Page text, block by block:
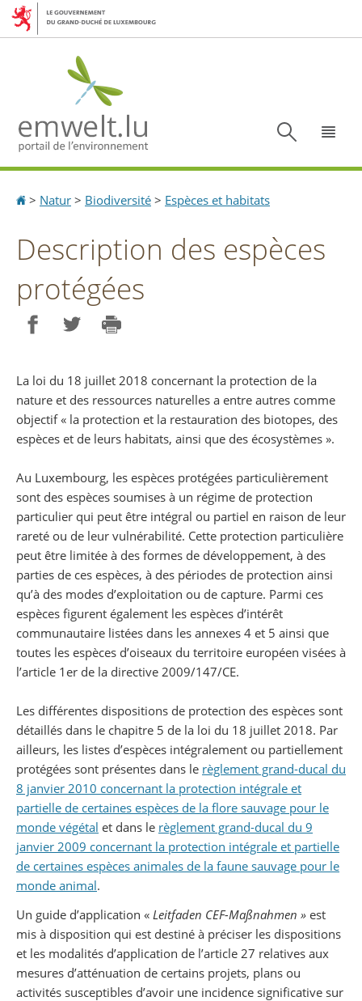
Aller
Aller
Accueil
> Natur > Biodiversité > Espèces et habitats
Description des espèces
protégées
La loi du 18 juillet 2018 concernant la protection de la
nature et des ressources naturelles a entre autres comme
objectif « la protection et la restauration des biotopes, des
espèces et de leurs habitats, ainsi que des écosystèmes ».
Au Luxembourg, les espèces protégées particulièrement
sont des espèces soumises à un régime de protection
particulier qui peut être intégral ou partiel en raison de leur
rareté ou de leur vulnérabilité. Cette protection particulière
peut être limitée à des formes de développement, à des
parties de ces espèces, à des périodes de protection ainsi
qu’à des modes d’exploitation ou de capture. Parmi ces
espèces figurent également les espèces d’intérêt
communautaire listées dans les annexes 4 et 5 ainsi que
toutes les espèces d’oiseaux du territoire européen visées à
l’article 1er de la directive 2009/147/CE.
Les différentes dispositions de protection des espèces sont
détaillés dans le chapitre 5 de la loi du 18 juillet 2018. Par
ailleurs, les listes d’espèces intégralement ou partiellement
protégées sont présentes dans le règlement grand-ducal du
8 janvier 2010 concernant la protection intégrale et
partielle de certaines espèces de la flore sauvage pour le
monde végétal et dans le règlement grand-ducal du 9
janvier 2009 concernant la protection intégrale et partielle
de certaines espèces animales de la faune sauvage pour le
monde animal.
Un guide d’application « Leitfaden CEF-Maßnahmen » est
mis à disposition qui est destiné à préciser les dispositions
et les modalités d’application de l’article 27 relatives aux
mesures d’atténuation de certains projets, plans ou
activités susceptibles d’avoir une incidence significative sur